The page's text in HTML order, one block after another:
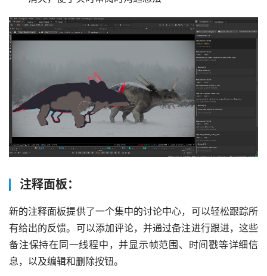
页
资
讯
作
资
源
登录
注释面板：
新的注释面板提供了一个集中的讨论中心，可以轻松跟踪所
有给出的反馈。可以添加评论，并通过备注进行跟进，这些
备注保持在同一线程中，并显示帧范围、时间戳等详细信
息，以及编辑和删除按钮。